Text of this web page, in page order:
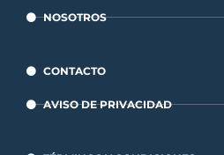
NOSOTROS
CONTACTO
AVISO DE PRIVACIDAD